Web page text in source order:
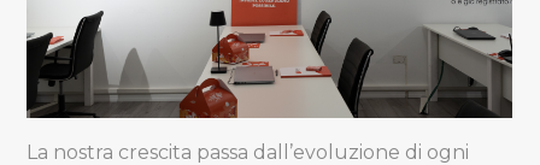
La nostra crescita passa dall’evoluzione di ogni